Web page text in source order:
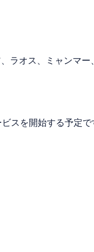
ラオス、ミャンマ
スを開始する予定で